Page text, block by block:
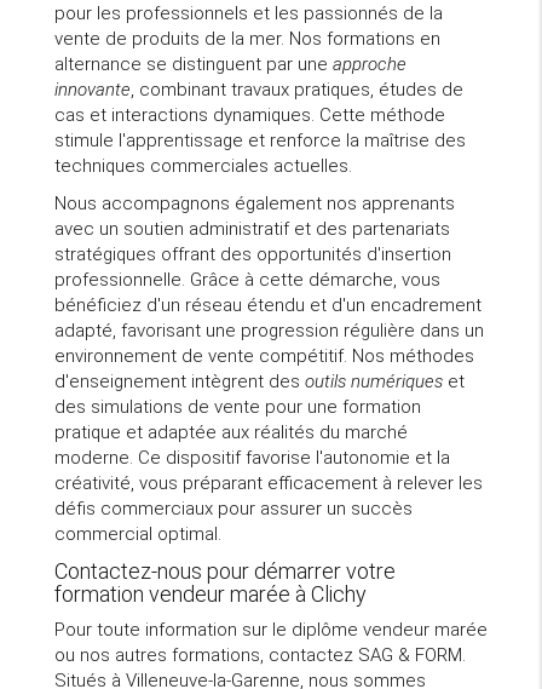
pour les professionnels et les passionnés de la
vente de produits de la mer. Nos formations en
alternance se distinguent par une approche
innovante, combinant travaux pratiques, études de
cas et interactions dynamiques. Cette méthode
stimule l'apprentissage et renforce la maîtrise des
techniques commerciales actuelles.
Nous accompagnons également nos apprenants
avec un soutien administratif et des partenariats
stratégiques offrant des opportunités d'insertion
professionnelle. Grâce à cette démarche, vous
bénéficiez d'un réseau étendu et d'un encadrement
adapté, favorisant une progression régulière dans un
environnement de vente compétitif. Nos méthodes
d'enseignement intègrent des outils numériqueset
des simulations de vente pour une formation
pratique et adaptée aux réalités du marché
moderne. Ce dispositif favorise l'autonomie et la
créativité, vous préparant efficacement à relever les
défis commerciaux pour assurer un succès
commercial optimal.
Contactez-nous pour démarrer votre
formation vendeur marée à Clichy
Pour toute information sur le diplôme vendeur marée
ou nos autres formations, contactez SAG & FORM.
Situés à Villeneuve-la-Garenne, nous sommes